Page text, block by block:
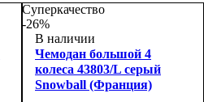
67х46х26+5
Суперкачество
-26%
В наличии
Чемодан большой 4
колеса 43803/L серый
Snowball (Франция)